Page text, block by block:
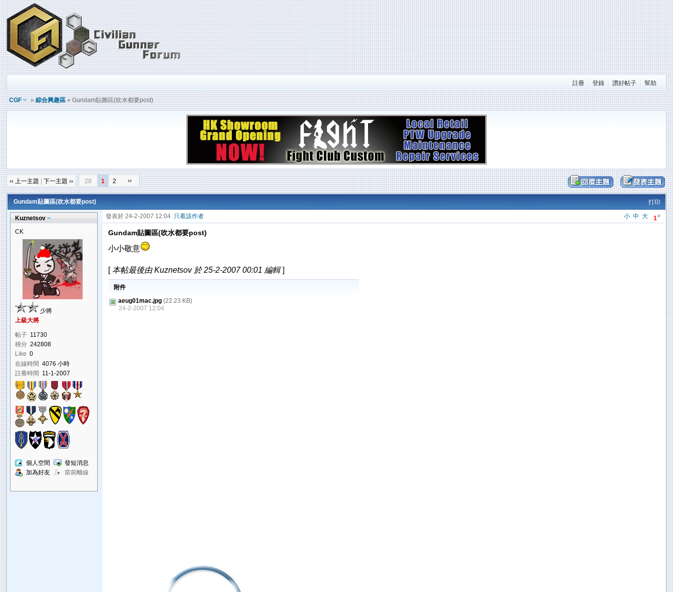
註冊 登錄 讚好帖子 幫助
CGF »綜合興趣區» Gundam貼圖區(吹水都要post)
‹‹ 上一主題 |下一主題 ›› 28 1 2 ››
打印
Gundam貼圖區(吹水都要post)
Kuznetsov
CK
少將
上級大將
帖子 11730
積分 242808
Like 0
在線時間 4076 小時
註冊時間 11-1-2007
個人空間
發短消息
加為好友
當前離線
1#
大
中
小
發表於 24-2-2007 12:04 只看該作者
Gundam貼圖區(吹水都要post)
小小敬意
[本帖最後由 Kuznetsov 於 25-2-2007 00:01 編輯]
附件
aeug01mac.jpg (22.23 KB)
24-2-2007 12:04